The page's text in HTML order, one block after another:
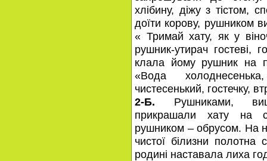
хлібину, діжу з тістом,
доїти корову, рушником
« Тримай хату, як у
рушник-утирач гостеві,
клала йому рушник на
«Вода
чистесенький, гостечку,
2-Б. Рушниками,
прикрашали хату на
рушником – обрусом. На
чистої білизни
родині наставала лиха